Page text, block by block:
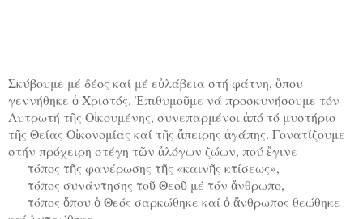
Σκύβουμε μέ δέος καί μέ εὐλάβεια στή φάτνη, ὅπου
γεννήθηκε ὁ Χριστός. Ἐπιθυμοῦμε νά προσκυνήσουμε τόν
Λυτρωτή τῆς Οἰκουμένης, συνεπαρμένοι ἀπό τό μυστήριο
τῆς Θείας Οἰκονομίας καί τῆς ἄπειρης ἀγάπης. Γονατίζουμε
στήν πρόχειρη στέγη τῶν ἀλόγων ζώων, πού ἔγινε
τόπος τῆς φανέρωσης τῆς «καινῆς κτίσεως»,
τόπος συνάντησης τοῦ Θεοῦ μέ τόν ἄνθρωπο,
τόπος ὅπου ὁ Θεός σαρκώθηκε καί ὁ ἄνθρωπος θεώθηκε